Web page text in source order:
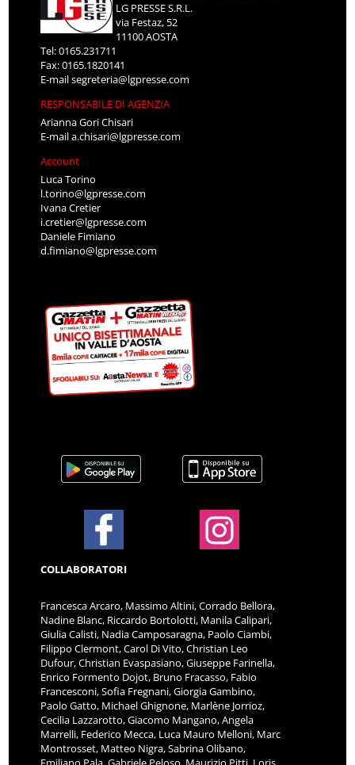
LG PRESSE S.R.L.
via Festaz, 52
11100 AOSTA
Tel: 0165.231711
Fax: 0165.1820141
E-mailsegreteria@lgpresse.com
RESPONSABILE DI AGENZIA
Arianna Gori Chisari
E-maila.chisari@lgpresse.com
Account
Luca Torino
l.torino@lgpresse.com
Ivana Cretier
i.cretier@lgpresse.com
Daniele Fimiano
d.fimiano@lgpresse.com
COLLABORATORI
Francesca Arcaro, Massimo Altini, Corrado Bellora,
Nadine Blanc, Riccardo Bortolotti, Manila Calipari,
Giulia Calisti, Nadia Camposaragna, Paolo Ciambi,
Filippo Clermont, Carol Di Vito, Christian Leo
Dufour, Christian Evaspasiano, Giuseppe Farinella,
Enrico Formento Dojot, Bruno Fracasso, Fabio
Francesconi, Sofia Fregnani, Giorgia Gambino,
Paolo Gatto, Michael Ghignone, Marlène Jorrioz,
Cecilia Lazzarotto, Giacomo Mangano, Angela
Marrelli, Federico Mecca, Luca Mauro Melloni, Marc
Montrosset, Matteo Nigra, Sabrina Olibano,